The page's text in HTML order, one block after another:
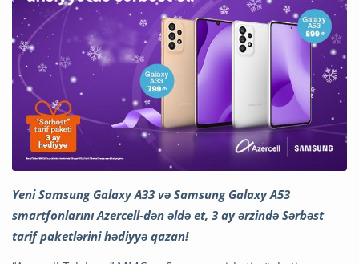
Yeni Samsung Galaxy A33 və Samsung Galaxy A53
smartfonlarını Azercell-dən əldə et, 3 ay ərzində Sərbəst
tarif paketlərini hədiyyə qazan!